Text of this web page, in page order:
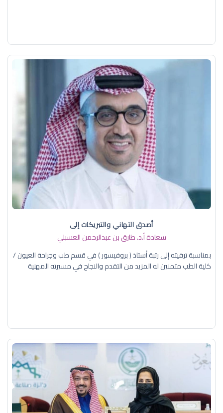
أصدق التهاني والتبريكات إلى
سعادة أ.د. ​طارق بن عبدالرحمن العسبلي
بمناسبة ترقيته إلى رتبة أستاذ ( بروفيسور ) في قسم طب وجراحة العيون /
كلية الطب متمنين له المزيد من التقدم والنجاح في مسيرته المهنية